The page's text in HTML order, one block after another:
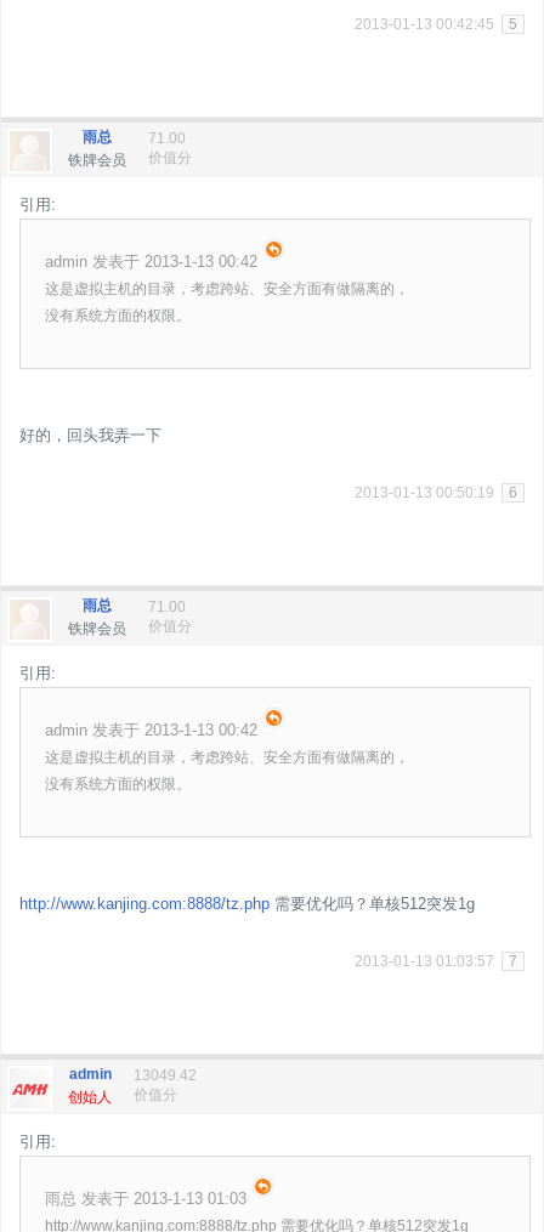
2013-01-13 00:42:45 5
雨总
铁牌会员
71.00
价值分
引用:
admin 发表于 2013-1-13 00:42
这是虚拟主机的目录，考虑跨站、安全方面有做隔离的，
没有系统方面的权限。
好的，回头我弄一下
2013-01-13 00:50:19 6
雨总
铁牌会员
71.00
价值分
引用:
admin 发表于 2013-1-13 00:42
这是虚拟主机的目录，考虑跨站、安全方面有做隔离的，
没有系统方面的权限。
http://www.kanjing.com:8888/tz.php 需要优化吗？单核512突发1g
2013-01-13 01:03:57 7
admin
创始人
13049.42
价值分
引用:
雨总 发表于 2013-1-13 01:03
http://www.kanjing.com:8888/tz.php 需要优化吗？单核512突发1g